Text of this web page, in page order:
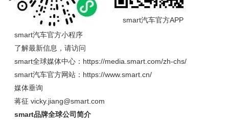
smart汽车官方小程序
smart汽车官方APP
了解最新信息，请访问
smart全球媒体中心：https://media.smart.com/zh-chs/
smart汽车官方网站：https://www.smart.cn/
媒体垂询
蒋征 vicky.jiang@smart.com
smart品牌全球公司简介